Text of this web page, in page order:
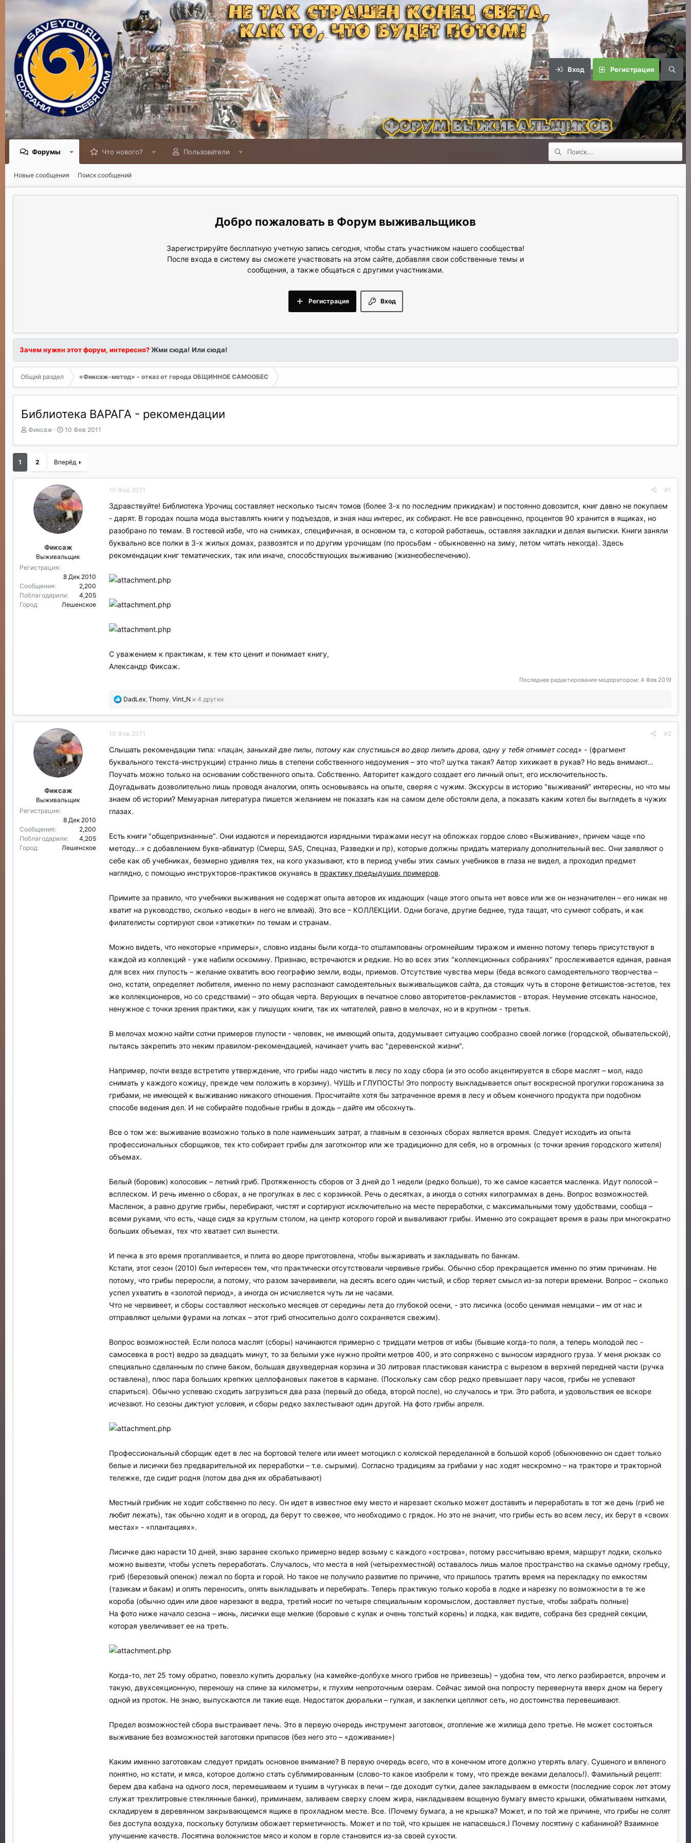
Вход Регистрация
Форумы Что нового? Пользователи
Новые сообщения Поиск сообщений
Форум выживальщиков
Зарегистрируйте бесплатную учетную запись сегодня, чтобы стать участником нашего сообщества!
После входа в систему вы сможете участвовать на этом сайте, добавляя свои собственные темы и
сообщения, а также общаться с другими участниками.
Вход
Регистрация
Зачем нужен этот форум, интересно?Жми сюда! Или сюда!
Общий раздел «Фиксаж-метод» - отказ от города ОБЩИННОЕ САМООБЕС
Библиотека ВАРАГА - рекомендации
А
т
Фиксаж
Д
т
н
ч
а
л
а
10 Фев 2011
1 2 Вперёд
Фиксаж
Выживальщик
Регистрация
8 Дек 2010
Сообщения
2,200
Поблагодарили
4,205
Город
Лешенское
10 Фев 2011 #1
Здравствуйте! Библиотека Урочищ составляет несколько тысяч томов (более 3-х по последним прикидкам) и постоянно довозится, книг давно не покупаем
- дарят. В городах пошла мода выставлять книги у подъездов, и зная наш интерес, их собирают. Не все равноценно, процентов 90 хранится в ящиках, но
разобрано по темам. В гостевой избе, что на снимках, специфичная, в основном та, с которой работаешь, оставляя закладки и делая выписки. Книги заняли
буквально все полки в 3-х жилых домах, развозятся и по другим урочищам (по просьбам - обыкновенно на зиму, летом читать некогда). Здесь
рекомендации книг тематических, так или иначе, способствующих выживанию (жизнеобеспечению).
С уважением к практикам, к тем кто ценит и понимает книгу,
Александр Фиксаж.
Последнее редактирование модератором: 4 Фев 2019
П
б
а
о
д
а
и
л
и
DadLex Thorny Vint_N и 4 других
Фиксаж
Выживальщик
Регистрация
8 Дек 2010
Сообщения
2,200
Поблагодарили
4,205
Город
Лешенское
10 Фев 2011 #2
Слышать рекомендации типа: «пацан, заныкай две пилы, потому как спустишься во двор пилить дрова, одну у тебя отнимет сосед» - (фрагмент
буквального текста-инструкции) странно лишь в степени собственного недоумения – это что? шутка такая? Автор хихикает в рукав? Но ведь внимают…
Поучать можно только на основании собственного опыта. Собственно. Авторитет каждого создает его личный опыт, его исключительность.
Доугадывать дозволительно лишь проводя аналогии, опять основываясь на опыте, сверяя с чужим. Экскурсы в историю "выживаний" интересны, но что мы
знаем об истории? Мемуарная литература пишется желанием не показать как на самом деле обстояли дела, а показать каким хотел бы выглядеть в чужих
глазах.
Есть книги "общепризнанные". Они издаются и переиздаются изрядными тиражами несут на обложках гордое слово «Выживание», причем чаще «по
методу…» с добавлением букв-абвиатур (Смерш, SAS, Спецназ, Разведки и пр), которые должны придать материалу дополнительный вес. Они заявляют о
себе как об учебниках, безмерно удивляя тех, на кого указывают, кто в период учебы этих самых учебников в глаза не видел, а проходил предмет
наглядно, с помощью инструкторов-практиков окунаясь в практику предыдущих примеров.
Примите за правило, что учебники выживания не содержат опыта авторов их издающих (чаще этого опыта нет вовсе или же он незначителен – его никак не
хватит на руководство, сколько «воды» в него не вливай). Это все – КОЛЛЕКЦИИ. Одни богаче, другие беднее, туда тащат, что сумеют собрать, и как
филателисты сортируют свои «этикетки» по темам и странам.
Можно видеть, что некоторые «примеры», словно изданы были когда-то отштампованы огромнейшим тиражом и именно потому теперь присутствуют в
каждой из коллекций - уже набили оскомину. Признаю, встречаются и редкие. Но во всех этих "коллекционных собраниях" прослеживается единая, равная
для всех них глупость – желание охватить всю географию земли, воды, приемов. Отсутствие чувства меры (беда всякого самодеятельного творчества –
оно, кстати, определяет любителя, именно по нему распознают самодеятельных выживальщиков сайта, да стоящих чуть в стороне фетишистов-эстетов, тех
же коллекционеров, но со средствами) – это общая черта. Верующих в печатное слово авторитетов-рекламистов - вторая. Неумение отсекать наносное,
ненужное с точки зрения практики, как у пишущих книги, так их читателей, равно в мелочах, но и в крупном - третья.
В мелочах можно найти сотни примеров глупости - человек, не имеющий опыта, додумывает ситуацию сообразно своей логике (городской, обывательской),
пытаясь закрепить это неким правилом-рекомендацией, начинает учить вас "деревенской жизни".
Например, почти везде встретите утверждение, что грибы надо чистить в лесу по ходу сбора (и это особо акцентируется в сборе маслят – мол, надо
снимать у каждого кожицу, прежде чем положить в корзину). ЧУШЬ и ГЛУПОСТЬ! Это попросту выкладывается опыт воскресной прогулки горожанина за
грибами, не имеющей к выживанию никакого отношения. Просчитайте хотя бы затраченное время в лесу и объем конечного продукта при подобном
способе ведения дел. И не собирайте подобные грибы в дождь – дайте им обсохнуть.
Все о том же: выживание возможно только в поле наименьших затрат, а главным в сезонных сборах является время. Следует исходить из опыта
профессиональных сборщиков, тех кто собирает грибы для заготконтор или же традиционно для себя, но в огромных (с точки зрения городского жителя)
объемах.
Белый (боровик) колосовик – летний гриб. Протяженность сборов от 3 дней до 1 недели (редко больше), то же самое касается масленка. Идут полосой –
всплеском. И речь именно о сборах, а не прогулках в лес с корзинкой. Речь о десятках, а иногда о сотнях килограммах в день. Вопрос возможностей.
Масленок, а равно другие грибы, перебирают, чистят и сортируют исключительно на месте переработки, с максимальными тому удобствами, сообща –
всеми руками, что есть, чаще сидя за круглым столом, на центр которого горой и вываливают грибы. Именно это сокращает время в разы при многократно
больших объемах, тех что хватает сил вынести.
И печка в это время протапливается, и плита во дворе приготовлена, чтобы выжаривать и закладывать по банкам.
Кстати, этот сезон (2010) был интересен тем, что практически отсутствовали червивые грибы. Обычно сбор прекращается именно по этим причинам. Не
потому, что грибы переросли, а потому, что разом зачервивели, на десять всего один чистый, и сбор теряет смысл из-за потери времени. Вопрос – сколько
успел ухватить в «золотой период», а иногда он исчисляется чуть ли не часами.
Что не червивеет, и сборы составляют несколько месяцев от середины лета до глубокой осени, - это лисичка (особо ценимая немцами – им от нас и
отправляют целыми фурами на лотках – этот гриб относительно долго сохраняется свежим).
Вопрос возможностей. Если полоса маслят (сборы) начинаются примерно с тридцати метров от избы (бывшие когда-то поля, а теперь молодой лес -
самосевка в рост) ведро за двадцать минут, то за белыми уже нужно пройти метров 400, и это сопряжено с выносом изрядного груза. У меня рюкзак со
специально сделанным по спине баком, большая двухведерная корзина и 30 литровая пластиковая канистра с вырезом в верхней передней части (ручка
оставлена), плюс пара больших крепких целлофановых пакетов в кармане. (Поскольку сам сбор редко превышает пару часов, грибы не успевают
спариться). Обычно успеваю сходить загрузиться два раза (первый до обеда, второй после), но случалось и три. Это работа, и удовольствия ее вскоре
исчезают. Но сезоны диктуют условия, и сборы редко захлестывают один другой. На фото грибы апреля.
Профессиональный сборщик едет в лес на бортовой телеге или имеет мотоцикл с коляской переделанной в большой короб (обыкновенно он сдает только
белые и лисички без предварительной их переработки – т.е. сырыми). Согласно традициям за грибами у нас ходят нескромно – на тракторе и тракторной
тележке, где сидит родня (потом два дня их обрабатывают)
Местный грибник не ходит собственно по лесу. Он идет в известное ему место и нарезает сколько может доставить и переработать в тот же день (гриб не
любит лежать), так обычно ходят и в огород, да берут то свежее, что необходимо с грядок. Но это не значит, что грибы есть во всем лесу, их берут в «своих
местах» - «плантациях».
Лисичке даю нарасти 10 дней, знаю заранее сколько примерно ведер возьму с каждого «острова», потому рассчитываю время, маршрут лодки, сколько
можно вывезти, чтобы успеть переработать. Случалось, что места в ней (четырехместной) оставалось лишь малое пространство на скамье одному гребцу,
гриб (березовый опенок) лежал по борта и горой. Но такое не получило развитие по причине, что пришлось тратить время на перекладку по емкостям
(тазикам и бакам) и опять переносить, опять выкладывать и перебирать. Теперь практикую только короба в лодке и нарезку по возможности в те же
короба (обычно один или двое нарезают в ведра, третий носит по четыре специальным коромыслом, доставляет пустые, чтобы забрать полные)
На фото ниже начало сезона – июнь, лисички еще мелкие (боровые с кулак и очень толстый корень) и лодка, как видите, собрана без средней секции,
которая увеличивает ее на треть.
Когда-то, лет 25 тому обратно, повезло купить дюральку (на камейке-долбухе много грибов не привезешь) – удобна тем, что легко разбирается, впрочем и
такую, двухсекционную, переношу на спине за километры, к глухим непроточным озерам. Сейчас зимой она попросту перевернута вверх дном на берегу
одной из проток. Не знаю, выпускаются ли такие еще. Недостаток дюральки – гулкая, и заклепки цепляют сеть, но достоинства перевешивают.
Предел возможностей сбора выстраивает печь. Это в первую очередь инструмент заготовок, отопление же жилища дело третье. Не может состояться
выживание без возможностей заготовки припасов (без него это – «доживание»)
Каким именно заготовкам следует придать основное внимание? В первую очередь всего, что в конечном итоге должно утерять влагу. Сушеного и вяленого
понятно, но кстати, и мяса, которое должно стать сублимированным (слово-то какое изобрели к тому, что прежде веками делалось!). Фамильный рецепт:
берем два кабана на одного лося, перемешиваем и тушим в чугунках в печи – где доходит сутки, далее закладываем в емкости (последние сорок лет этому
служат трехлитровые стеклянные банки), приминаем, заливаем сверху слоем жира, накладываем вощеную бумагу вместо крышки, обматываем нитками,
складируем в деревянном закрывающемся ящике в прохладном месте. Все. (Почему бумага, а не крышка? Может, и по той же причине, что грибы не солят
без доступа воздуха, поскольку ботулизм обожает герметичность. Может и по той, что крышек не напасешься.) Почему лосятину с кабаниной? Взаимное
улучшение качеств. Лосятина волокнистое мясо и колом в горле становится из-за своей сухости.